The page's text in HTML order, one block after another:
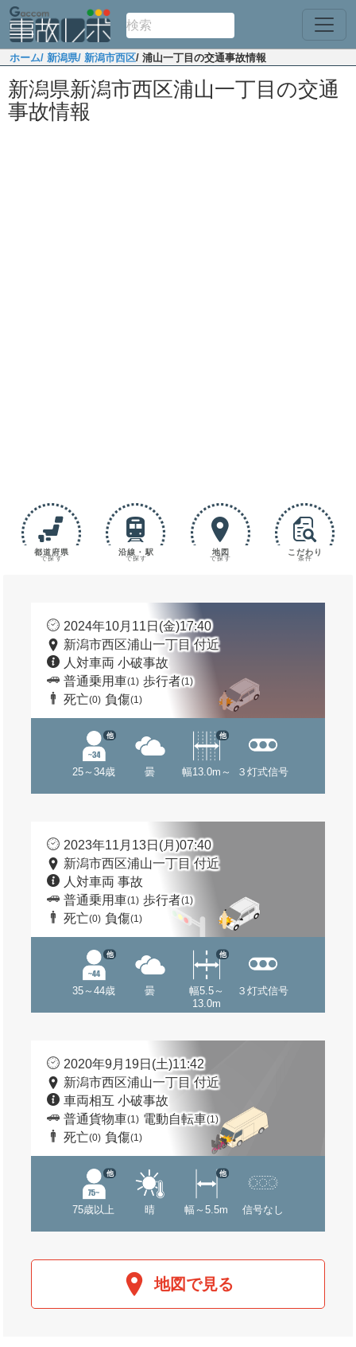
ホーム/ 新潟県/ 新潟市西区/ 浦山一丁目の交通事故情報
新潟県新潟市西区浦山一丁目の交通
事故情報
都道府県
で探す
沿線・駅
で探す
地図
で探す
こだわり
条件
2024年10月11日(金)17:40
新潟市西区浦山一丁目 付近
人対車両 小破事故
普通乗用車(1) 歩行者(1)
死亡(0) 負傷(1)
25～34歳
他
曇 幅13.0m～
他
３灯式信号
2023年11月13日(月)07:40
新潟市西区浦山一丁目 付近
人対車両 事故
普通乗用車(1) 歩行者(1)
死亡(0) 負傷(1)
35～44歳
他
曇
幅5.5～
13.0m
他
３灯式信号
2020年9月19日(土)11:42
新潟市西区浦山一丁目 付近
車両相互 小破事故
普通貨物車(1) 電動自転車(1)
死亡(0) 負傷(1)
75歳以上
他
晴 幅～5.5m
他
信号なし
地図で見る